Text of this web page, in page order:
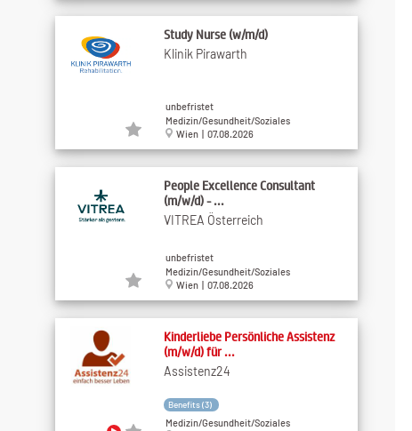
Study Nurse (w/m/d)
Klinik Pirawarth
unbefristet
Medizin/Gesundheit/Soziales
Wien | 07.08.2026
People Excellence Consultant
(m/w/d) - ...
VITREA Österreich
unbefristet
Medizin/Gesundheit/Soziales
Wien | 07.08.2026
Kinderliebe Persönliche Assistenz
(m/w/d) für ...
Assistenz24
Benefits (3)
Medizin/Gesundheit/Soziales